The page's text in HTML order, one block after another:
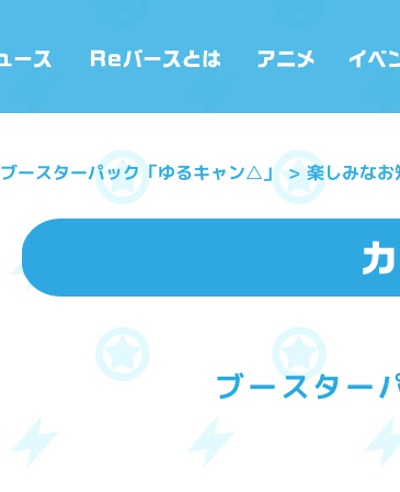
ブースターパック「ゆるキャン△」 楽しみな
ブースター